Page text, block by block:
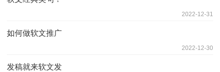
2022-12-31
如何做软文推广
2022-12-30
发稿就来软文发